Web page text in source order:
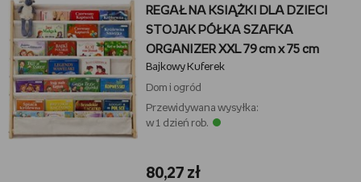
REGAŁ NA KSIĄŻKI DLA DZIECI
STOJAK PÓŁKA SZAFKA
ORGANIZER XXL 79 cm x 75 cm
Bajkowy Kuferek
Dom i ogród
Przewidywana wysyłka:
w 1 dzień rob.
80,27 zł